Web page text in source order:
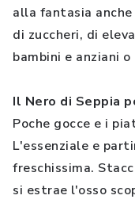
alla fantasia
di zuccheri, di
bambini e anziani
Il Nero di Seppia
Poche gocce e i
L'essenziale e
freschissima.
si estrae l'osso